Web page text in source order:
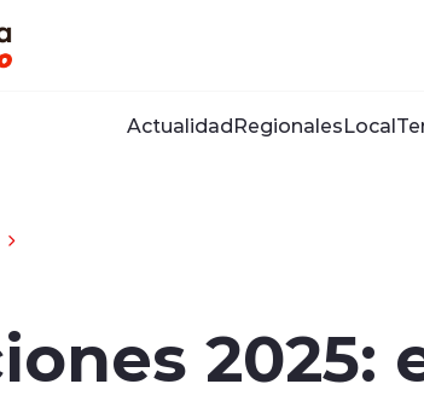
ActualidadRegionalesLocal
2025: